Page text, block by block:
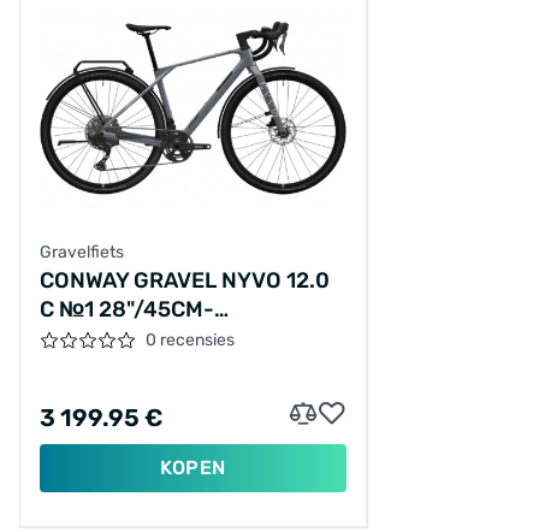
Gravelfiets
CONWAY GRAVEL NYVO 12.0
C №1 28"/45CM-
S/24/METALLIC GRIJS
0 recensies
3 199.95 €
KOPEN